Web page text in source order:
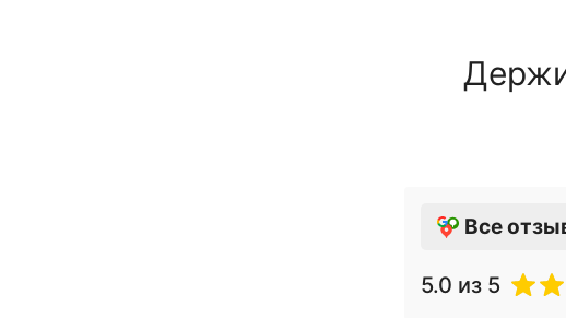
Все
5.0 из 5